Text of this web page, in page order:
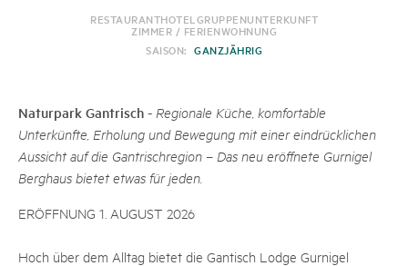
RESTAURANTHOTELGRUPPENUNTERKUNFT
ZIMMER / FERIENWOHNUNG
SAISON: GANZJÄHRIG
Naturpark Gantrisch - Regionale Küche, komfortable
Unterkünfte, Erholung und Bewegung mit einer eindrücklichen
Aussicht auf die Gantrischregion – Das neu eröffnete Gurnigel
Berghaus bietet etwas für jeden.
ERÖFFNUNG 1. AUGUST 2026
Hoch über dem Alltag bietet die Gantisch Lodge Gurnigel